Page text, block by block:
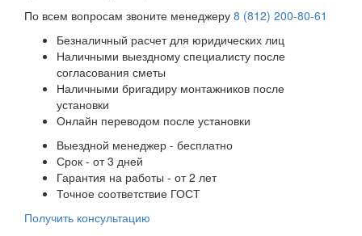
По всем вопросам звоните менеджеру 8 (812) 200-80-61
Безналичный расчет для юридических лиц
Наличными выездному специалисту после
согласования сметы
Наличными бригадиру монтажников после
установки
Онлайн переводом после установки
Выездной менеджер - бесплатно
Срок - от 3 дней
Гарантия на работы - от 2 лет
Точное соответствие ГОСТ
Получить консультацию